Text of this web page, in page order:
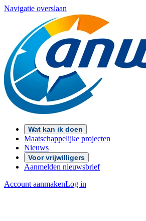
Navigatie overslaan
Wat kan ik doen
Maatschappelijke projecten
Nieuws
Voor vrijwilligers
Aanmelden nieuwsbrief
Account aanmakenLog in